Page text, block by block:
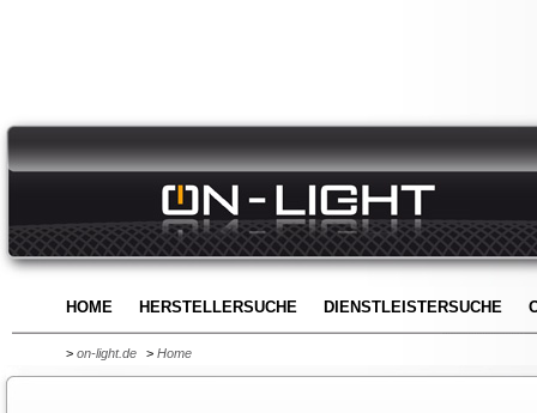
HOME HERSTELLERSUCHE DIENSTLEISTERSUCHE
> on-light.de > Home